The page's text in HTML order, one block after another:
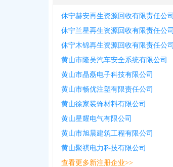
休宁赫安再生资源回收有限责任公司
休宁兰星再生资源回收有限责任公司
休宁木锦再生资源回收有限责任公司
黄山市隆吴汽车安全系统有限公司
黄山市晶磊电子科技有限公司
黄山市畅优注塑有限责任公司
黄山徐家装饰材料有限公司
黄山星耀电气有限公司
黄山市旭晨建筑工程有限公司
黄山聚祺电力科技有限公司
查看更多新注册企业>>